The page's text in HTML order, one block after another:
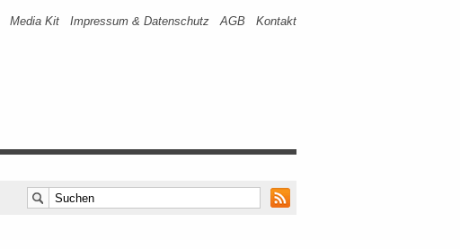
Media Kit Impressum & Datenschutz AGB Kontakt